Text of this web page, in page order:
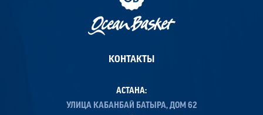
КОНТАКТЫ
АСТАНА:
УЛИЦА КАБАНБАЙ БАТЫРА, ДОМ 62